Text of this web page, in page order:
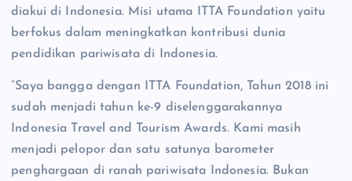
diakui di Indonesia. Misi utama ITTA Foundation yaitu
berfokus dalam meningkatkan kontribusi dunia
pendidikan pariwisata di Indonesia.
”Saya bangga dengan ITTA Foundation, Tahun 2018 ini
sudah menjadi tahun ke-9 diselenggarakannya
Indonesia Travel and Tourism Awards. Kami masih
menjadi pelopor dan satu satunya barometer
penghargaan di ranah pariwisata Indonesia. Bukan